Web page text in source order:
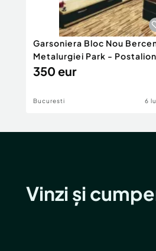
Garsoniera Bloc Nou
Metalurgiei Park -
350 eur
Bucuresti 6
Vinzi și